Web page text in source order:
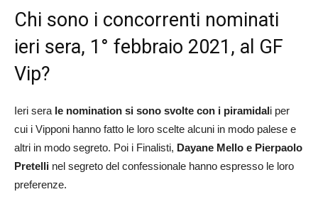
Chi sono i concorrenti nominati
ieri sera, 1° febbraio 2021, al GF
Vip?
Ieri sera le nomination si sono svolte con i piramidali per
cui i Vipponi hanno fatto le loro scelte alcuni in modo palese e
altri in modo segreto. Poi i Finalisti, Dayane Mello e Pierpaolo
Pretelli nel segreto del confessionale hanno espresso le loro
preferenze.